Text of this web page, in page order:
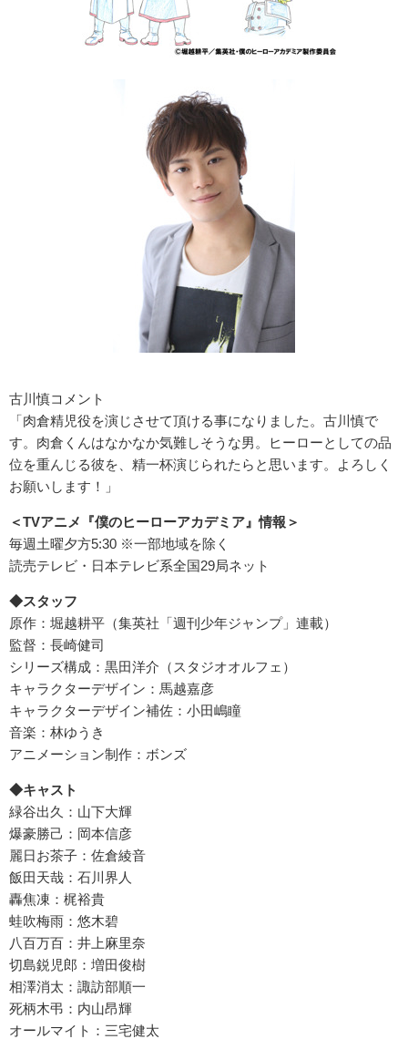
古川慎コメント
「肉倉精児役を演じさせて頂ける事になりました。古川慎で
す。肉倉くんはなかなか気難しそうな男。ヒーローとしての品
位を重んじる彼を、精一杯演じられたらと思います。よろしく
お願いします！」
＜TVアニメ『僕のヒーローアカデミア』情報＞
毎週土曜夕方5:30 ※一部地域を除く
読売テレビ・日本テレビ系全国29局ネット
◆スタッフ
原作：堀越耕平（集英社「週刊少年ジャンプ」連載）
監督：長崎健司
シリーズ構成：黒田洋介（スタジオオルフェ）
キャラクターデザイン：馬越嘉彦
キャラクターデザイン補佐：小田嶋瞳
音楽：林ゆうき
アニメーション制作：ボンズ
◆キャスト
緑谷出久：山下大輝
爆豪勝己：岡本信彦
麗日お茶子：佐倉綾音
飯田天哉：石川界人
轟焦凍：梶裕貴
蛙吹梅雨：悠木碧
八百万百：井上麻里奈
切島鋭児郎：増田俊樹
相澤消太：諏訪部順一
死柄木弔：内山昂輝
オールマイト：三宅健太